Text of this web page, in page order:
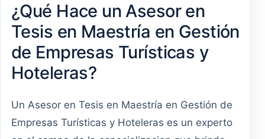
¿Qué Hace un Asesor en
Tesis en Maestría en Gestión
de Empresas Turísticas y
Hoteleras?
Un Asesor en Tesis en Maestría en Gestión de
Empresas Turísticas y Hoteleras es un experto